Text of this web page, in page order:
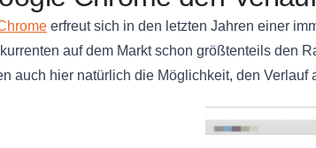
erfreut sich in den letzten Jahren einer
auf dem Markt schon größtenteils den
auch hier natürlich die Möglichkeit, den